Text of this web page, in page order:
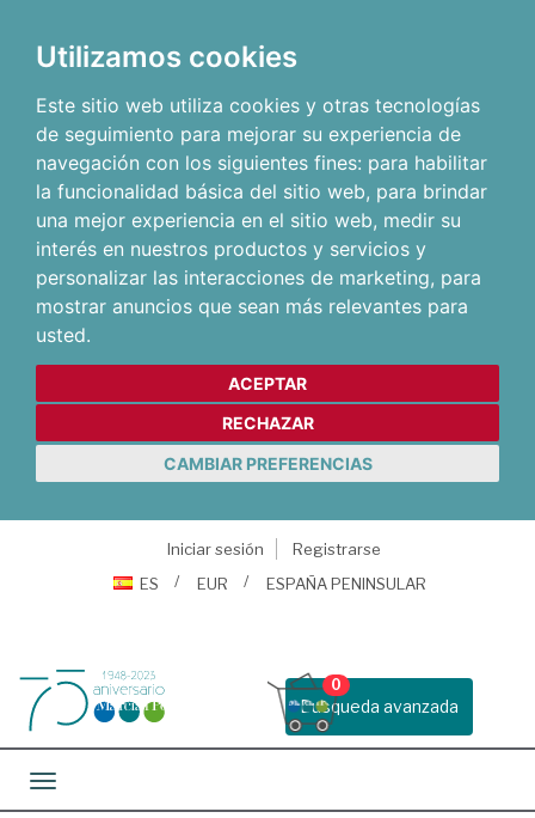
Utilizamos cookies
Este sitio web utiliza cookies y otras tecnologías
de seguimiento para mejorar su experiencia de
navegación con los siguientes fines: para habilitar
la funcionalidad básica del sitio web, para brindar
una mejor experiencia en el sitio web, medir su
interés en nuestros productos y servicios y
personalizar las interacciones de marketing, para
mostrar anuncios que sean más relevantes para
usted.
ACEPTAR
RECHAZAR
CAMBIAR PREFERENCIAS
Iniciar sesión
Registrarse
ES
EUR ESPAÑA PENINSULAR
Busqueda avanzada
0
Toggle navigation